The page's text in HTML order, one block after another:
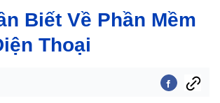
Biết Về Phần Mềm
Thoại